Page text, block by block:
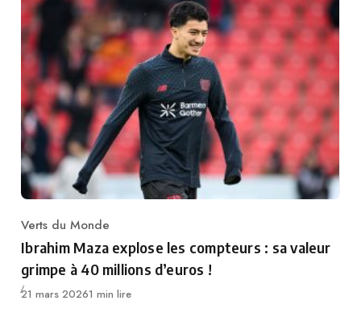
Category
Verts du Monde
Ibrahim Maza explose les compteurs : sa valeur
grimpe à 40 millions d’euros !
Publié
21 mars 20261 min lire